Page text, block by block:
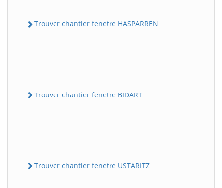
Trouver chantier fenetre HASPARREN
Trouver chantier fenetre BIDART
Trouver chantier fenetre USTARITZ